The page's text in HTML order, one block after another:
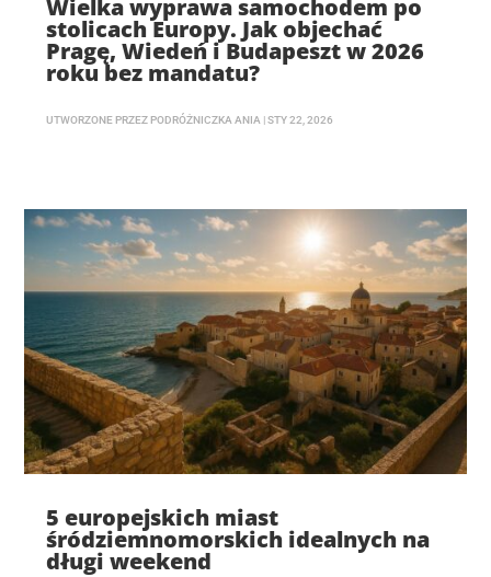
Wielka wyprawa samochodem po
stolicach Europy. Jak objechać
Pragę, Wiedeń i Budapeszt w 2026
roku bez mandatu?
UTWORZONE PRZEZ PODRÓŻNICZKA ANIA |STY 22, 2026
5 europejskich miast
śródziemnomorskich idealnych na
długi weekend